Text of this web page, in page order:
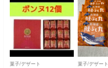
菓子/デザート 菓子/デザート